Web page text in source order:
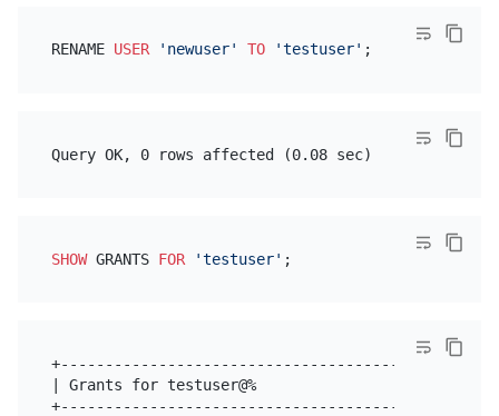
RENAME USER 'newuser' TO 'testuser'
SHOW GRANTS FOR 'testuser'
+--------------------------------------+
| Grants for testuser@%                |
+--------------------------------------+